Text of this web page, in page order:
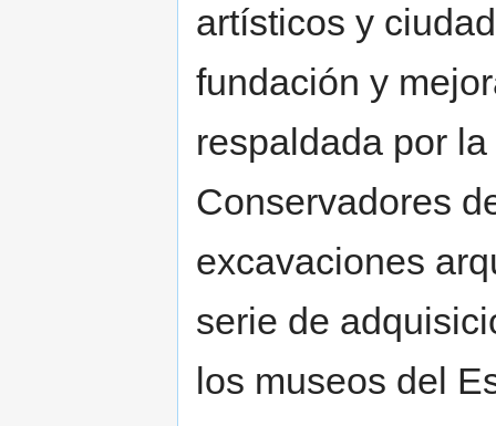
artísticos y
fundación y
respaldada por
Conservadores
excavaciones
serie de
los museos del